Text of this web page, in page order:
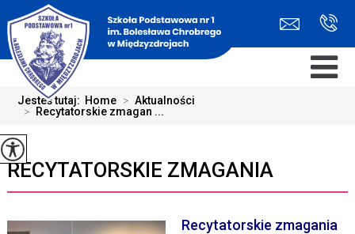
Jesteś tutaj: Home > Aktualności
>
Recytatorskie zmagan ...
RECYTATORSKIE ZMAGANIA
Recytatorskie zmagania